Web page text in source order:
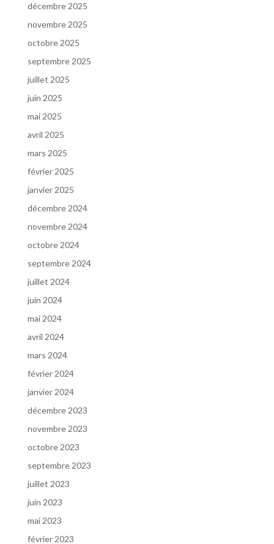
décembre 2025
novembre 2025
octobre 2025
septembre 2025
juillet 2025
juin 2025
mai 2025
avril 2025
mars 2025
février 2025
janvier 2025
décembre 2024
novembre 2024
octobre 2024
septembre 2024
juillet 2024
juin 2024
mai 2024
avril 2024
mars 2024
février 2024
janvier 2024
décembre 2023
novembre 2023
octobre 2023
septembre 2023
juillet 2023
juin 2023
mai 2023
février 2023